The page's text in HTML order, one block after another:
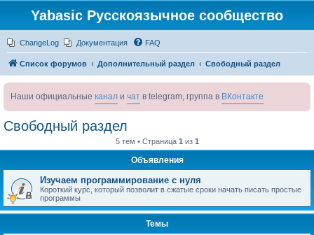
Yabasic Русскоязычное сообщество
ChangeLog Документация FAQ
Список форумов Дополнительный раздел Свободный раздел
Наши официальные канал и чат в telegram, группа в ВКонтакте
Свободный раздел
5 тем • Страница 1 из 1
Объявления
Изучаем программирование с нуля
Короткий курс, который позволит в сжатые сроки начать писать простые
программы
Темы